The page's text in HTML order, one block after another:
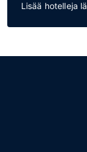
Lisää hotelleja